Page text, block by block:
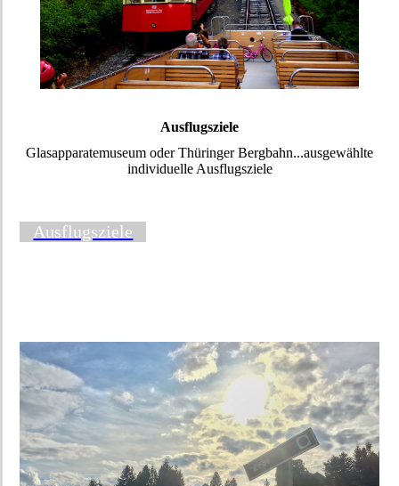
Ausflugsziele
Glasapparatemuseum oder Thüringer Bergbahn...ausgewählte
individuelle Ausflugsziele
Ausflugsziele